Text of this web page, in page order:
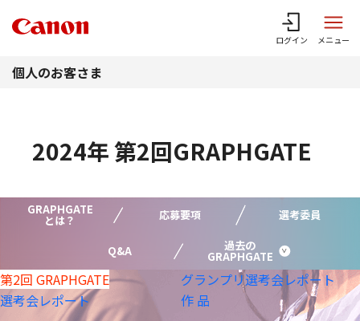
ログイン メニュー
個人のお客さま
2024年 第2回GRAPHGATE
GRAPHGATE
とは？ 応募要項 選考委員
Q&A 過去の
GRAPHGATE
第2回 GRAPHGATE グランプリ選考会レポート
選考会レポート
作 品